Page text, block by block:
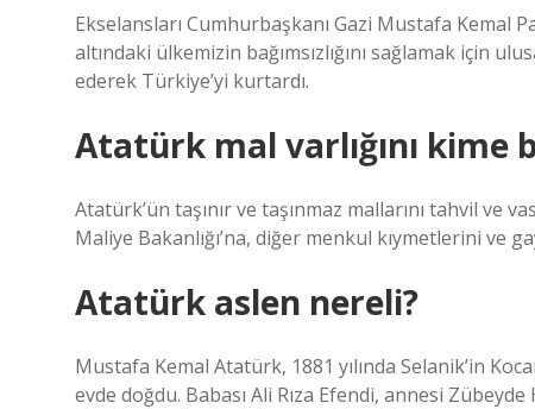
Ekselansları Cumhurbaşkanı Gazi Mustafa Kemal
altındaki ülkemizin bağımsızlığını sağlamak için
ederek Türkiye’yi kurtardı.
Atatürk mal varlığını kime
Atatürk’ün taşınır ve taşınmaz mallarını tahvil ve
Maliye Bakanlığı’na, diğer menkul kıymetlerini ve
Atatürk aslen nereli?
Mustafa Kemal Atatürk, 1881 yılında Selanik’in
evde doğdu. Babası Ali Rıza Efendi, annesi